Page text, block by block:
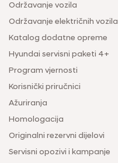
Održavanje vozila
Održavanje električnih vozila
Katalog dodatne opreme
Hyundai servisni paketi 4+
Program vjernosti
Korisnički priručnici
Ažuriranja
Homologacija
Originalni rezervni dijelovi
Servisni opozivi i kampanje